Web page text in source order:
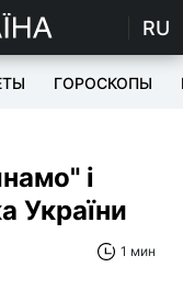
RU
ГОРОСКОПЫ
і
України
1 мин